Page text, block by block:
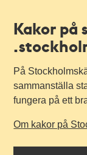
Kakor på
På
sammanställa
fungera på ett
Om kakor på